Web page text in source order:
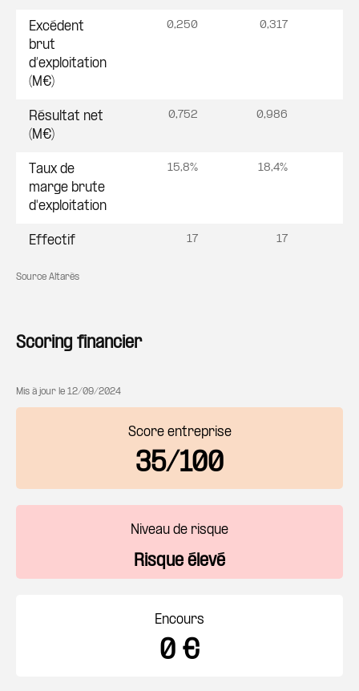
Source Altarès
Excédent
brut
d’exploitation
(M€)
0,250 0,317
Résultat net
(M€)
0,752 0,986
Taux de
marge brute
d'exploitation
15,8% 18,4%
Effectif 17 17
Scoring financier
Mis à jour le 12/09/2024
Score entreprise
35/100
Niveau de risque
Risque élevé
Encours
0 €